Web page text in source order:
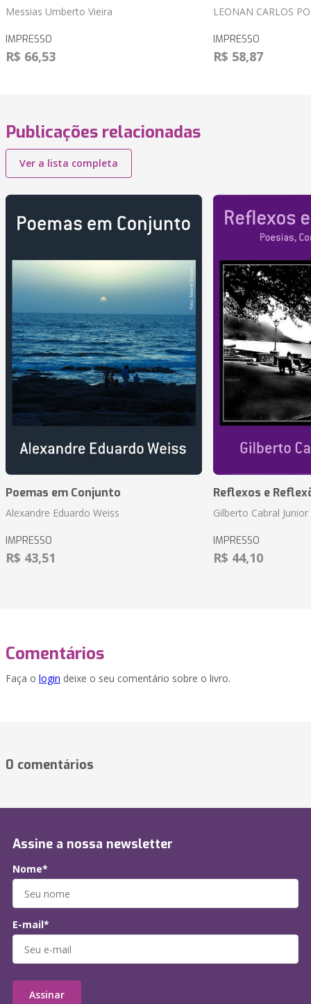
Messias Umberto Vieira
IMPRESSO
R$ 66,53
LEONAN CARLOS
IMPRESSO
R$ 58,87
Publicações relacionadas
Ver a lista completa
Poemas em Conjunto
Alexandre Eduardo Weiss
IMPRESSO
R$ 43,51
Reflexos e
Gilberto Cabral Junior
IMPRESSO
R$ 44,10
Comentários
Faça o login deixe o seu comentário sobre o livro.
0 comentários
Assine a nossa newsletter
Nome*
E-mail*
Assinar